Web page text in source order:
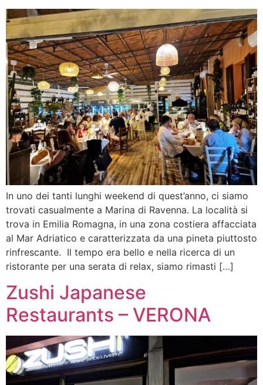
In uno dei tanti lunghi weekend di quest’anno, ci siamo
trovati casualmente a Marina di Ravenna. La località si
trova in Emilia Romagna, in una zona costiera affacciata
al Mar Adriatico e caratterizzata da una pineta piuttosto
rinfrescante. Il tempo era bello e nella ricerca di un
ristorante per una serata di relax, siamo rimasti […]
Zushi Japanese
Restaurants – VERONA